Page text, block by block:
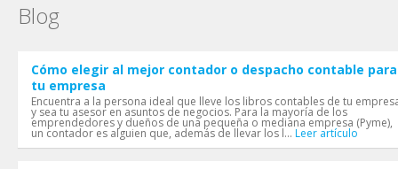
Blog
Cómo elegir al mejor contador o despacho contable para
tu empresa
Encuentra a la persona ideal que lleve los libros contables de tu
y sea tu asesor en asuntos de negocios. Para la mayoría de los
emprendedores y dueños de una pequeña o mediana empresa (Pyme),
un contador es alguien que, además de llevar los l... Leer artículo